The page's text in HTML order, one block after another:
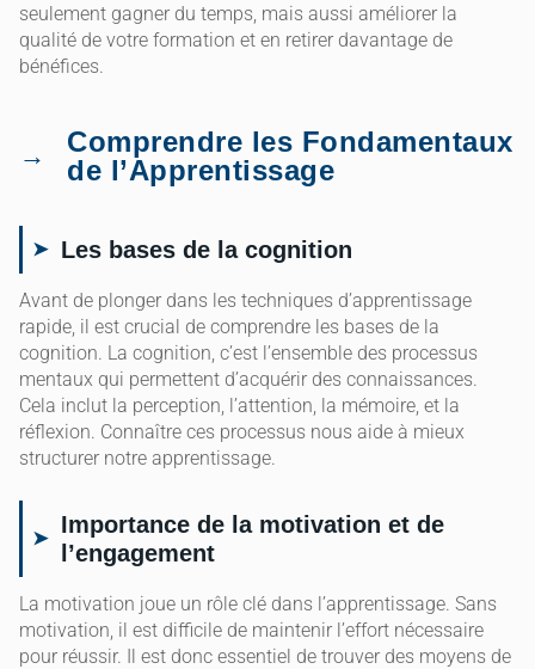
seulement gagner du temps, mais aussi améliorer la
qualité de votre formation et en retirer davantage de
bénéfices.
Comprendre les Fondamentaux
de l’Apprentissage
Les bases de la cognition
Avant de plonger dans les techniques d’apprentissage
rapide, il est crucial de comprendre les bases de la
cognition. La cognition, c’est l’ensemble des processus
mentaux qui permettent d’acquérir des connaissances.
Cela inclut la perception, l’attention, la mémoire, et la
réflexion. Connaître ces processus nous aide à mieux
structurer notre apprentissage.
Importance de la motivation et de
l’engagement
La motivation joue un rôle clé dans l’apprentissage. Sans
motivation, il est difficile de maintenir l’effort nécessaire
pour réussir. Il est donc essentiel de trouver des moyens de